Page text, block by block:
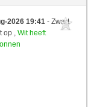
2026 19:41- Zwart
op ,Wit heeft